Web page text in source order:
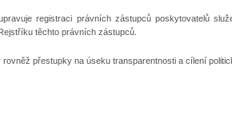
registraci právních zástupců poskytovatelů
těchto právních zástupců.
přestupky na úseku transparentnosti a cílení